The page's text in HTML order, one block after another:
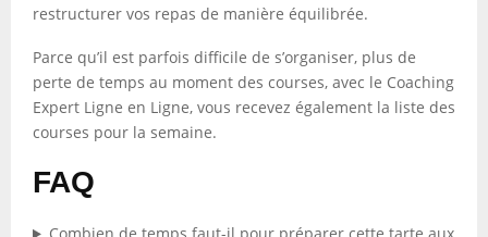
restructurer vos repas de manière équilibrée.
Parce qu’il est parfois difficile de s’organiser, plus de
perte de temps au moment des courses, avec le Coaching
Expert Ligne en Ligne, vous recevez également la liste des
courses pour la semaine.
FAQ